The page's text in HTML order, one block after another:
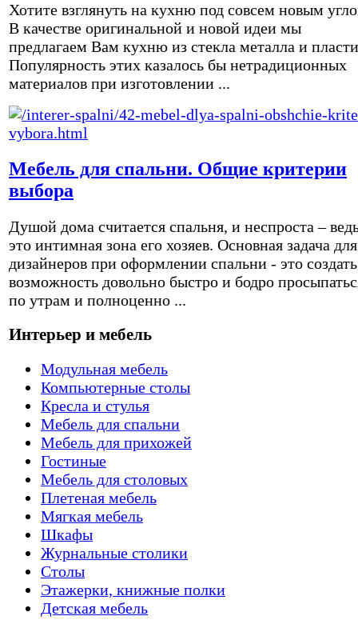
Хотите взглянуть на кухню под совсем новым
В качестве оригинальной и новой идеи мы
предлагаем Вам кухню из стекла металла и
Популярность этих казалось бы нетрадиционных
материалов при изготовлении ...
Мебель для спальни. Общие критерии
выбора
Душой дома считается спальня, и неспроста –
это интимная зона его хозяев. Основная задача для
дизайнеров при оформлении спальни - это создать
возможность довольно быстро и бодро
по утрам и полноценно ...
Интерьер и мебель
Модульная мебель
Компьютерные столы
Кресла и стулья
Мебель для спальни
Мебель для прихожей
Гостиные
Мебель для столовых
Плетеная мебель
Мягкая мебель
Шкафы
Журнальные столики
Столы
Этажерки, книжные полки
Детская мебель